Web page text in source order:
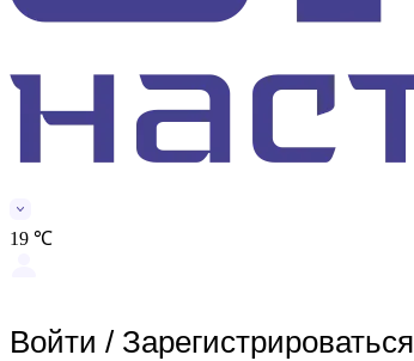
19 ℃
Войти / Зарегистрироваться